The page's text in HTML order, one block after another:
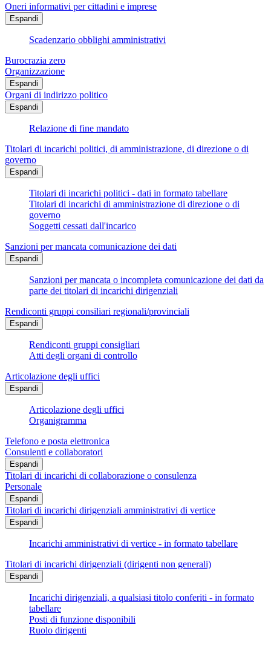
Oneri informativi per cittadini e imprese
Espandi
Scadenzario obblighi amministrativi
Burocrazia zero
Organizzazione
Espandi
Organi di indirizzo politico
Espandi
Relazione di fine mandato
Titolari di incarichi politici, di amministrazione, di direzione o di
governo
Espandi
Titolari di incarichi politici - dati in formato tabellare
Titolari di incarichi di amministrazione di direzione o di
governo
Soggetti cessati dall'incarico
Sanzioni per mancata comunicazione dei dati
Espandi
Sanzioni per mancata o incompleta comunicazione dei dati da
parte dei titolari di incarichi dirigenziali
Rendiconti gruppi consiliari regionali/provinciali
Espandi
Rendiconti gruppi consigliari
Atti degli organi di controllo
Articolazione degli uffici
Espandi
Articolazione degli uffici
Organigramma
Telefono e posta elettronica
Consulenti e collaboratori
Espandi
Titolari di incarichi di collaborazione o consulenza
Personale
Espandi
Titolari di incarichi dirigenziali amministrativi di vertice
Espandi
Incarichi amministrativi di vertice - in formato tabellare
Titolari di incarichi dirigenziali (dirigenti non generali)
Espandi
Incarichi dirigenziali, a qualsiasi titolo conferiti - in formato
tabellare
Posti di funzione disponibili
Ruolo dirigenti